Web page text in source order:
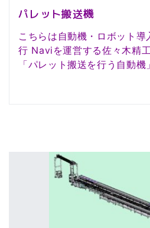
パレット搬送機
こちらは自動機・ロボット
行 Naviを運営する佐々木精
「パレット搬送を行う自動機